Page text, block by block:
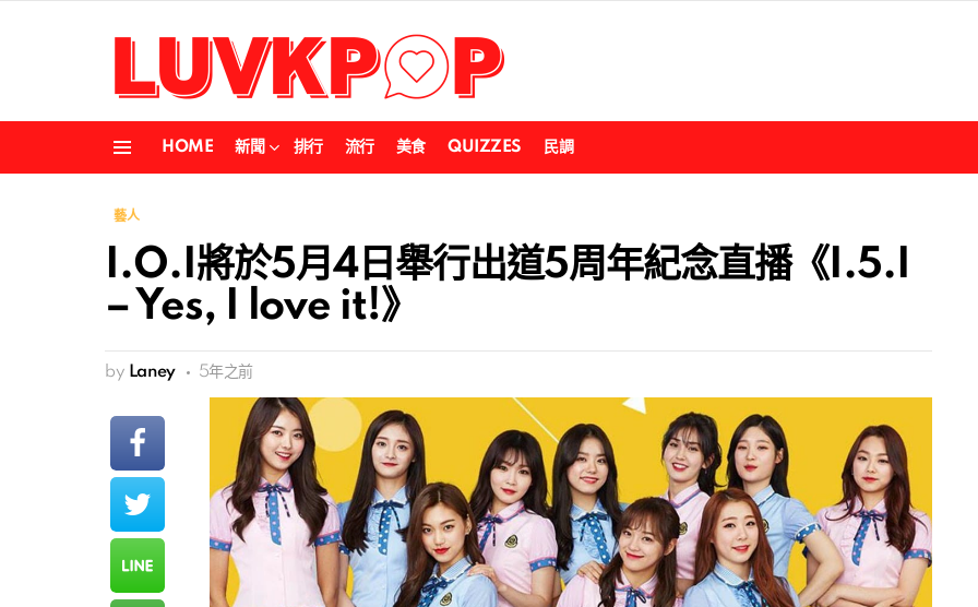
HOME 新聞 排行 流行 美食 QUIZZES 民調
藝人
I.O.I將於5月4日舉行出道5周年紀念直播《I.5.I
– Yes, I love it!》
by Laney 5年之前